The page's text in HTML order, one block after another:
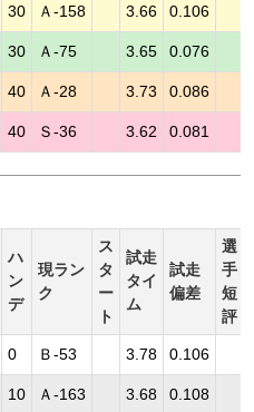
30 Ａ-158 3.66 0.106
30 Ａ-75 3.65 0.076
40 Ａ-28 3.73 0.086
40 Ｓ-36 3.62 0.081
ハ
ン
デ
現ラン
ク
ス
タ
ー
ト
試走
タイ
ム
試走
偏差
選
手
短
評
0 Ｂ-53 3.78 0.106
10 Ａ-163 3.68 0.108